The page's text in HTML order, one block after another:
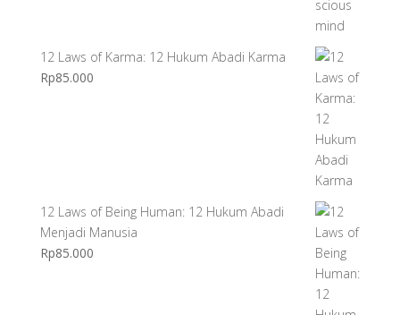
12 Laws of Karma: 12 Hukum Abadi Karma
Rp85.000
12 Laws of Being Human: 12 Hukum Abadi
Menjadi Manusia
Rp85.000